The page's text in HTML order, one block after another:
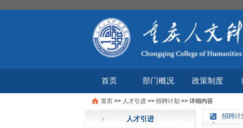
首页 部门概况 政策制度
首页 >> 人才引进 >> 招聘计划 >> 详细内容
人才引进 招聘计